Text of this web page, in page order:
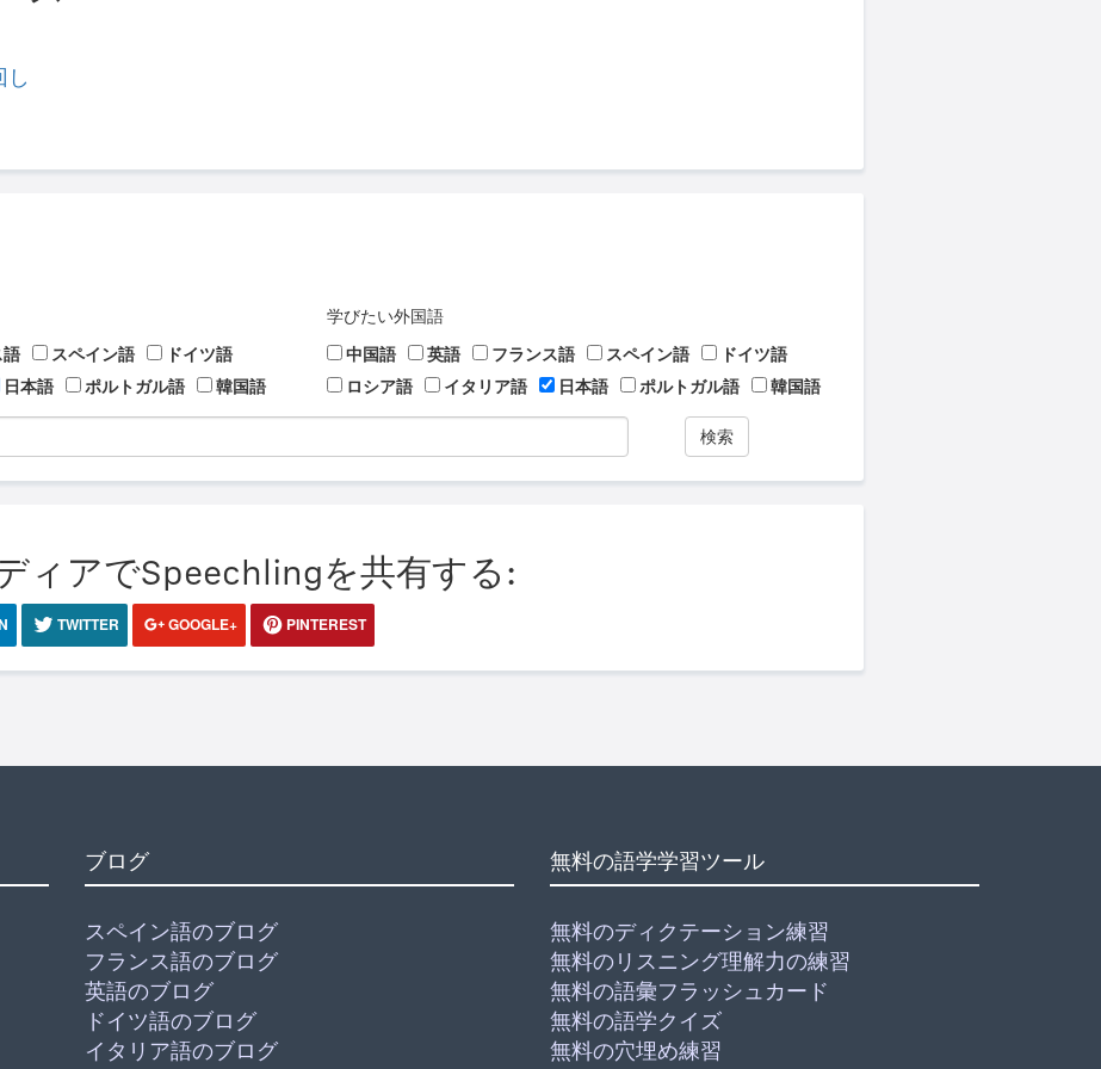
し
語 スペイン語
ドイツ語
日本語 ポルトガル語 韓国語
学びたい外国語
中国語
英語 フランス語 スペイン語
ドイツ語
ロシア語
イタリア語 日本語 ポルトガル語 韓国語
検索
ィアでSpeechlingを共有する:
TWITTER GOOGLE+ PINTEREST
ブログ
スペイン語のブログ
フランス語のブログ
英語のブログ
ドイツ語のブログ
イタリア語のブログ
無料の語学学習ツール
無料のディクテーション練習
無料のリスニング理解力の練習
無料の語彙フラッシュカード
無料の語学クイズ
無料の穴埋め練習